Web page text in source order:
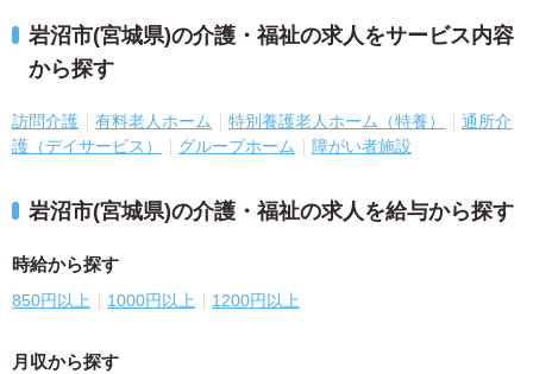
岩沼市(宮城県)の介護・福祉の求人をサービス内容
から探す
訪問介護 有料老人ホーム 特別養護老人ホーム（特養）
通所介
護（デイサービス）
グループホーム 障がい者施設
岩沼市(宮城県)の介護・福祉の求人を給与から探す
時給から探す
850円以上 1000円以上 1200円以上
月収から探す